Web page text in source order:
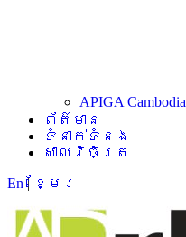
APIGA Cambodia
ព័ត៌មាន
ទំនាក់ទំនង
សាលវិចិត្រ
En | ខ្មែរ